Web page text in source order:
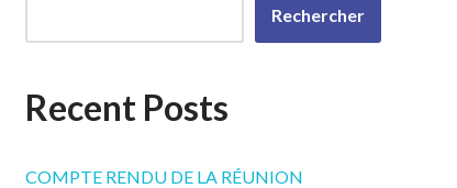
Rechercher
Recent Posts
COMPTE RENDU DE LA RÉUNION